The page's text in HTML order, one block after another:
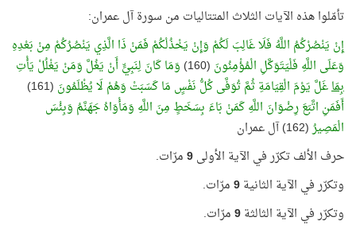
تأمّلوا هذه الآيات الثلاث المتتاليات من سورة آل عمران:
إِنْ يَنْصُرْكُمُ اللَّهُ فَلَا غَالِبَ لَكُمْ وَإِنْ يَخْذُلْكُمْ فَمَنْ ذَا الَّذِي يَنْصُرُكُمْ مِنْ بَعْدِهِ
وَعَلَى اللَّهِ فَلْيَتَوَكَّلِ الْمُؤْمِنُونَ (160)
وَمَا كَانَ لِنَبِيٍّ أَنْ يَغُلَّ وَمَنْ يَغْلُلْ يَأْتِ
بِمَاغَلَّ يَوْمَ الْقِيَامَةِ ثُمَّ تُوَفَّى كُلُّ نَفْسٍ مَا كَسَبَتْ وَهُمْ لَا يُظْلَمُونَ (161)
أَفَمَنِ اتَّبَعَ رِضْوَانَ اللَّهِ كَمَنْ بَاءَ بِسَخَطٍ مِنَ اللَّهِ وَمَأْوَاهُ جَهَنَّمُ وَبِئْسَ
الْمَصِيرُ(162) آل عمران
حرف الألف تكرّر في الآية الأولى9مرّات.
وتكرّر في الآية الثانية9مرّات.
وتكرّر في الآية الثالثة9مرّات.